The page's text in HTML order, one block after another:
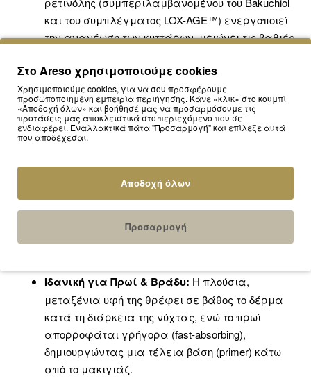
και του συμπλέγματος LOX-AGE™) ενεργοποιεί
την ανανέωση των κυττάρων, μειώνει τις βαθιές
όντας απόλυτα φιλικός προς την επιδερμίδα.
6 Μορφές Υαλουρονικού Οξέος:Το σύμπλεγμα
BioHyaluron εξασφαλίζει πολυεπίπεδη και
εντατική ενυδάτωση. Διεισδύει βαθιά
"κλειδώνοντας" την υγρασία, ενώ παράλληλα
αντιγηραντικά και συσφικτικά της συστατικά,
επαναπροσδιορίζει το οβάλ του προσώπου,
αναζωογονεί ενεργά τα κουρασμένα κύτταρα
Ιδανική για Πρωί & Βράδυ: Η πλούσια,
μεταξένια υφή της θρέφει σε βάθος το δέρμα
κατά τη διάρκεια της νύχτας, ενώ το πρωί
απορροφάται γρήγορα (fast-absorbing),
δημιουργώντας μια τέλεια βάση (primer) κάτω
από το μακιγιάζ.
Στο Areso χρησιμοποιούμε cookies
Χρησιμοποιούμε cookies, για να σου προσφέρουμε
προσωποποιημένη εμπειρία περιήγησης. Κάνε «κλικ» στο κουμπί
«Αποδοχή όλων» και βοήθησέ μας να προσαρμόσουμε τις
προτάσεις μας αποκλειστικά στο περιεχόμενο που σε
ενδιαφέρει. Εναλλακτικά πάτα "Προσαρμογή" και επίλεξε αυτά
που αποδέχεσαι.
Αποδοχή όλων
Προσαρμογή